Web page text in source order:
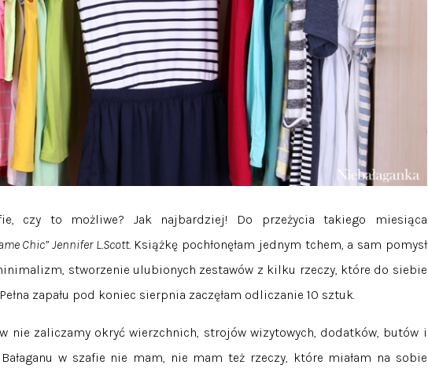
czy to możliwe? Jak najbardziej! Do przeżycia takiego miesiąca
Chic” Jennifer L.Scott.Książkę pochłonęłam jednym tchem, a sam pomysł
stworzenie ulubionych zestawów z kilku rzeczy, które do siebie
zapału pod koniec sierpnia zaczęłam odliczanie 10 sztuk.
nie zaliczamy okryć wierzchnich, strojów wizytowych, dodatków, butów i
w szafie nie mam, nie mam też rzeczy, które miałam na sobie